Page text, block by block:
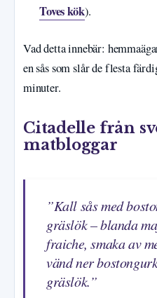
Toves kök).
Vad detta innebär:
en sås som slår de flesta
minuter.
Citadelle från
matbloggar
”Kall sås med
gräslök – blanda
fraiche, smaka av
vänd ner
gräslök.”